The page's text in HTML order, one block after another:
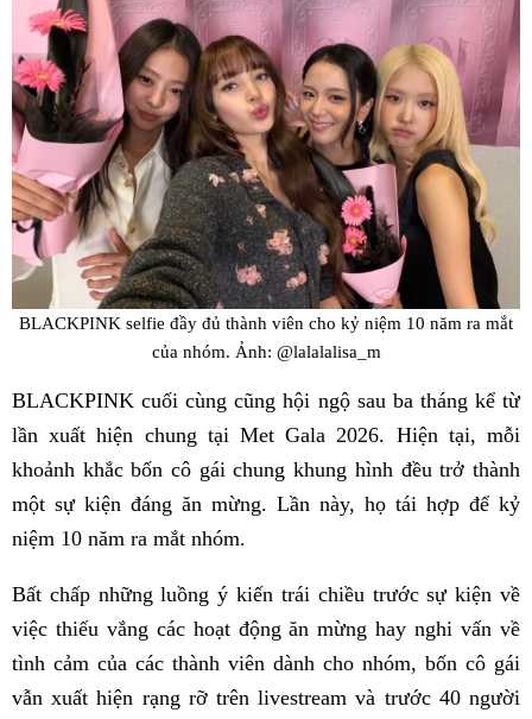
BLACKPINK selfie đầy đủ thành viên cho kỷ niệm 10 năm ra mắt
của nhóm. Ảnh: @lalalalisa_m
BLACKPINK cuối cùng cũng hội ngộ sau ba tháng kể từ
lần xuất hiện chung tại Met Gala 2026. Hiện tại, mỗi
khoảnh khắc bốn cô gái chung khung hình đều trở thành
một sự kiện đáng ăn mừng. Lần này, họ tái hợp để kỷ
niệm 10 năm ra mắt nhóm.
Bất chấp những luồng ý kiến trái chiều trước sự kiện về
việc thiếu vắng các hoạt động ăn mừng hay nghi vấn về
tình cảm của các thành viên dành cho nhóm, bốn cô gái
vẫn xuất hiện rạng rỡ trên livestream và trước 40 người